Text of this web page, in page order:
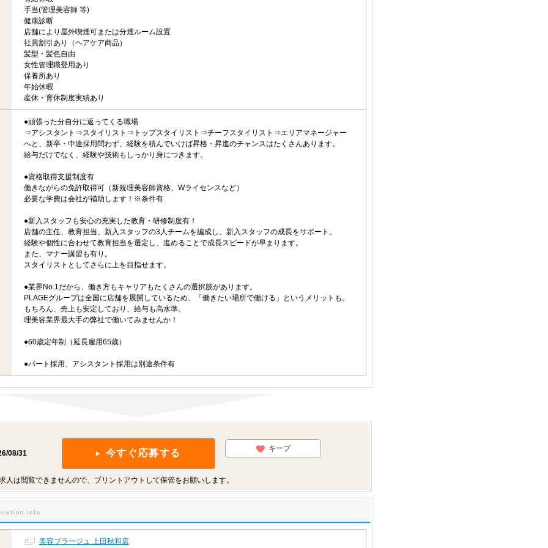
手当(管理美容師 等)
健康診断
店舗により屋外喫煙可または分煙ルーム設置
社員割引あり（ヘアケア商品）
髪型・髪色自由
女性管理職登用あり
保養所あり
年始休暇
産休・育休制度実績あり
●頑張った分自分に返ってくる職場
⇒アシスタント⇒スタイリスト⇒トップスタイリスト⇒チーフスタイリスト⇒エリアマネージャー
へと、新卒・中途採用問わず、経験を積んでいけば昇格・昇進のチャンスはたくさんあります。
給与だけでなく、経験や技術もしっかり身につきます。
●資格取得支援制度有
働きながらの免許取得可（新規理美容師資格、Wライセンスなど）
必要な学費は会社が補助します！※条件有
●新入スタッフも安心の充実した教育・研修制度有！
店舗の主任、教育担当、新入スタッフの3人チームを編成し、新入スタッフの成長をサポート。
経験や個性に合わせて教育担当を選定し、進めることで成長スピードが早まります。
また、マナー講習も有り。
スタイリストとしてさらに上を目指せます。
●業界No.1だから、働き方もキャリアもたくさんの選択肢があります。
PLAGEグループは全国に店舗を展開しているため、「働きたい場所で働ける」というメリットも。
もちろん、売上も安定しており、給与も高水準。
理美容業界最大手の弊社で働いてみませんか！
●60歳定年制（延長雇用65歳）
●パート採用、アシスタント採用は別途条件有
08/31 今すぐ応募する キープ
は閲覧できませんので、プリントアウトして保管をお願いします。
美容プラージュ 上田秋和店